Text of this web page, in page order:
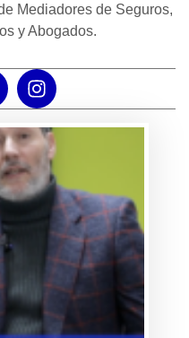
Mediadores de Seguros,
y Abogados.